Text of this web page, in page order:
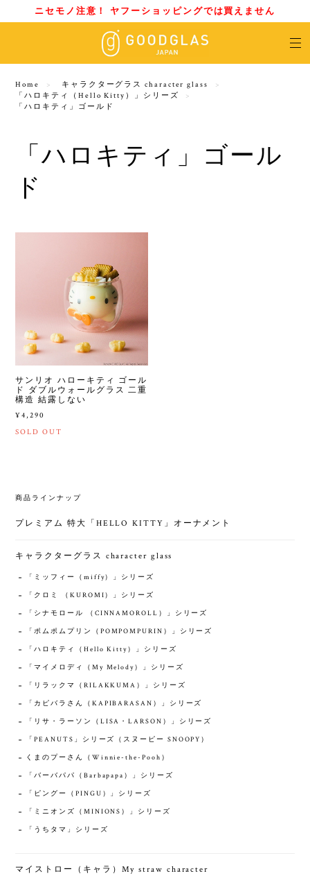
ニセモノ注意！ ヤフーショッピングでは買えません
Home
キャラクターグラス character glass
「ハロキティ（‎Hello Kitty）」シリーズ
「ハロキティ」ゴールド
「ハロキティ」ゴール
ド
サンリオ ハローキティ ゴール
ド ダブルウォールグラス 二重
構造 結露しない
¥4,290
SOLD OUT
商品ラインナップ
プレミアム 特大「HELLO KITTY」オーナメント
キャラクターグラス character glass
「ミッフィー（miffy）」シリーズ
「クロミ （KUROMI）」シリーズ
「シナモロール （CINNAMOROLL）」シリーズ
「ポムポムプリン（POMPOMPURIN）」シリーズ
「ハロキティ（‎Hello Kitty）」シリーズ
「マイメロディ（My Melody）」シリーズ
「リラックマ（RILAKKUMA）」シリーズ
「カピバラさん（KAPIBARASAN）」シリーズ
「リサ・ラーソン（LISA・LARSON）」シリーズ
「PEANUTS」シリーズ（スヌーピー SNOOPY）
くまのプーさん（Winnie-the-Pooh）
「バーバパパ（Barbapapa）」シリーズ
「ピングー（PINGU）」シリーズ
「ミニオンズ（MINIONS）」シリーズ
「うちタマ」シリーズ
マイストロー（キャラ）My straw character